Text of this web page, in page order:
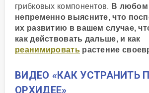
грибковых компонентов. В любом
непременно выясните, что
их развитию в вашем случае,
как действовать дальше, и как
реанимироватьрастение
ВИДЕО «КАК УСТРАНИТЬ
ОРХИДЕЕ»